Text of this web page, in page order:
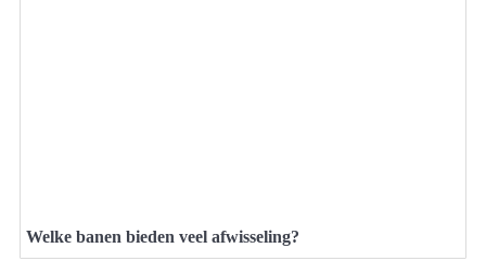
Welke banen bieden veel afwisseling?